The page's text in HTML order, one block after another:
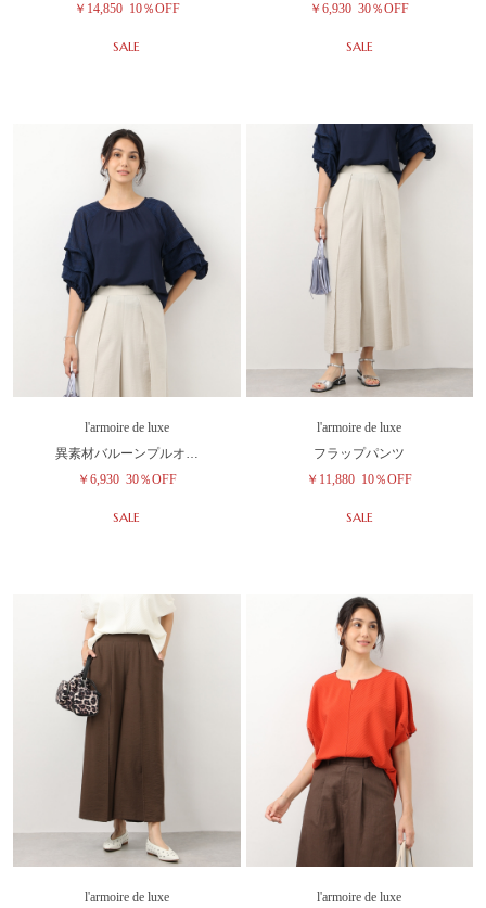
￥14,850 10％OFF
SALE
￥6,930 30％OFF
SALE
l'armoire de luxe
異素材バルーンプルオ…
￥6,930 30％OFF
SALE
l'armoire de luxe
フラップパンツ
￥11,880 10％OFF
SALE
l'armoire de luxe
l'armoire de luxe